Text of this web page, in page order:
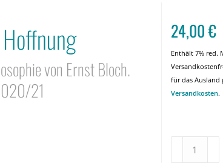
von Ernst Bloch.
21
24,00€
Enthält 7% red.
für das Ausland
Versandkosten.